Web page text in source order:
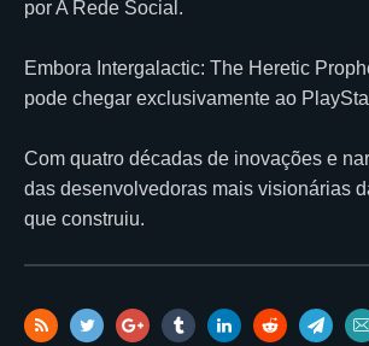
por A Rede Social.
Embora Intergalactic: The Heretic
pode chegar exclusivamente ao
Com quatro décadas de inovações e
das desenvolvedoras mais visionárias
que construiu.